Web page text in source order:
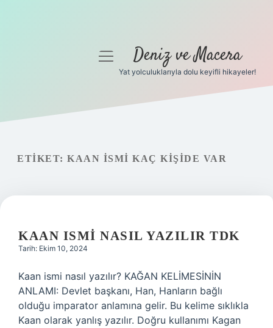
Gizlilik Politikası
menüyüDeniz ve Macera
Yat yolculuklarıyla dolu keyifli hikayeler!
ETIKET: KAAN ISMI KAÇ KIŞIDE VAR
KAAN ISMI NASIL YAZILIR TDK
Tarih: Ekim 10, 2024
Kaan ismi nasıl yazılır? KAĞAN KELİMESİNİN
ANLAMI: Devlet başkanı, Han, Hanların bağlı
olduğu imparator anlamına gelir. Bu kelime sıklıkla
Kaan olarak yanlış yazılır. Doğru kullanımı Kagan